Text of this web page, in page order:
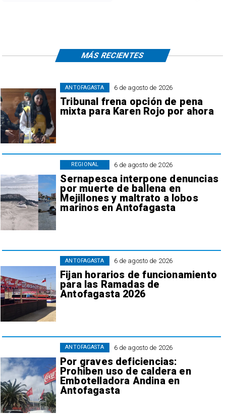
6 de agosto de 2026
Tribunal frena opción de pena
mixta para Karen Rojo por ahora
ANTOFAGASTA
6 de agosto de 2026
Sernapesca interpone denuncias
por muerte de ballena en
Mejillones y maltrato a lobos
marinos en Antofagasta
REGIONAL
6 de agosto de 2026
Fijan horarios de funcionamiento
para las Ramadas de
Antofagasta 2026
ANTOFAGASTA
6 de agosto de 2026
Por graves deficiencias:
Prohiben uso de caldera en
Embotelladora Andina en
Antofagasta
ANTOFAGASTA
MÁS RECIENTES